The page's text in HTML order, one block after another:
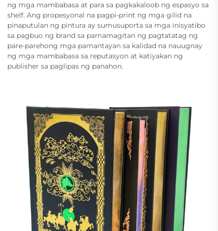
ng mga mambabasa at para sa pagkakaloob ng espasyo sa
shelf. Ang propesyonal na pagpi-print ng mga gilid na
pinaputulan ng pintura ay sumusuporta sa mga inisyatibo
sa pagbuo ng brand sa pamamagitan ng pagtatatag ng
pare-parehong mga pamantayan sa kalidad na nauugnay
ng mga mambabasa sa reputasyon at katiyakan ng
publisher sa paglipas ng panahon.